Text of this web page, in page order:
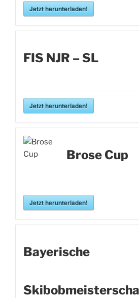
Jetzt herunterladen!
FIS NJR – SL
Jetzt herunterladen!
Brose Cup
Jetzt herunterladen!
Bayerische